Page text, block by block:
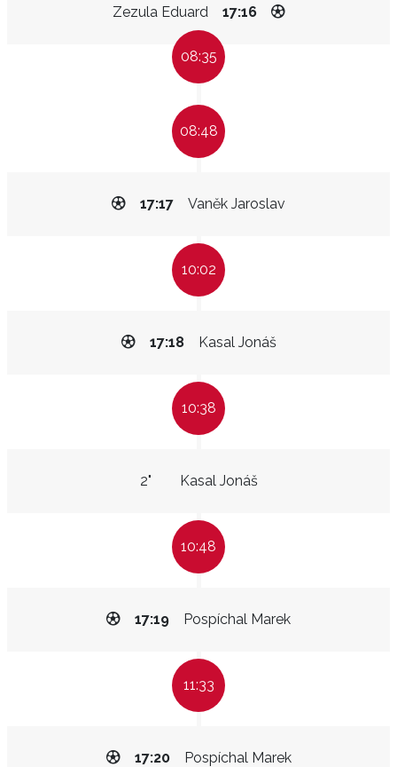
Zezula Eduard 17:16
08:35
08:48
Vaněk Jaroslav
17:17
10:02
Kasal Jonáš
17:18
10:38
Kasal Jonáš
2"
10:48
Pospíchal Marek
17:19
11:33
Pospíchal Marek
17:20